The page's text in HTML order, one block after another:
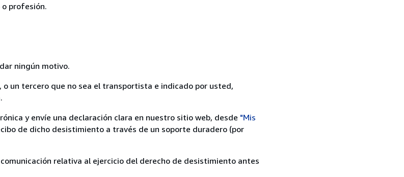
profesión.
ningún motivo.
un tercero que no sea el transportista e indicado por usted,
y envíe una declaración clara en nuestro sitio web, desde "Mis
de dicho desistimiento a través de un soporte duradero (por
relativa al ejercicio del derecho de desistimiento antes